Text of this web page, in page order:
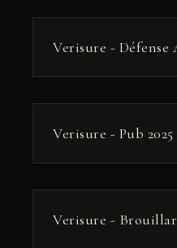
Verisure - Défense
Verisure - Pub 2025
Verisure -